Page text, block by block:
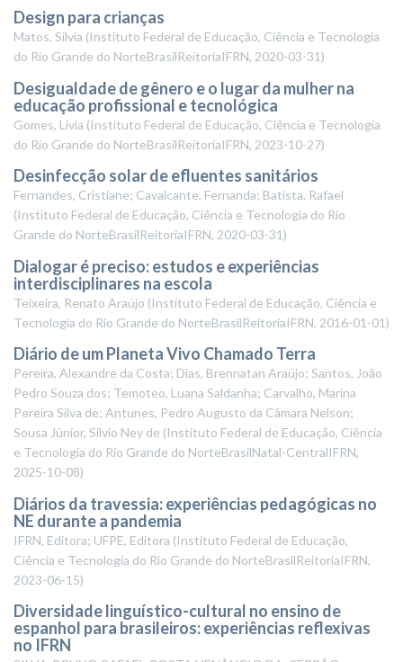
Design para crianças
Matos, Silvia (Instituto Federal de Educação, Ciência e Tecnologia
do Rio Grande do NorteBrasilReitoriaIFRN, 2020-03-31)
Desigualdade de gênero e o lugar da mulher na
educação profissional e tecnológica
Gomes, Livia (Instituto Federal de Educação, Ciência e Tecnologia
do Rio Grande do NorteBrasilReitoriaIFRN, 2023-10-27)
Desinfecção solar de efluentes sanitários
Fernandes, Cristiane; Cavalcante, Fernanda; Batista, Rafael
(Instituto Federal de Educação, Ciência e Tecnologia do Rio
Grande do NorteBrasilReitoriaIFRN, 2020-03-31)
Dialogar é preciso: estudos e experiências
interdisciplinares na escola
Teixeira, Renato Araújo (Instituto Federal de Educação, Ciência e
Tecnologia do Rio Grande do NorteBrasilReitoriaIFRN, 2016-01-01)
Diário de um Planeta Vivo Chamado Terra
Pereira, Alexandre da Costa; Dias, Brennatan Araújo; Santos, João
Pedro Souza dos; Temoteo, Luana Saldanha; Carvalho, Marina
Pereira Silva de; Antunes, Pedro Augusto da Câmara Nelson;
Sousa Júnior, Sílvio Ney de (Instituto Federal de Educação, Ciência
e Tecnologia do Rio Grande do NorteBrasilNatal-CentralIFRN,
2025-10-08)
Diários da travessia: experiências pedagógicas no
NE durante a pandemia
IFRN, Editora; UFPE, Editora (Instituto Federal de Educação,
Ciência e Tecnologia do Rio Grande do NorteBrasilReitoriaIFRN,
2023-06-15)
Diversidade linguístico-cultural no ensino de
espanhol para brasileiros: experiências reflexivas
no IFRN